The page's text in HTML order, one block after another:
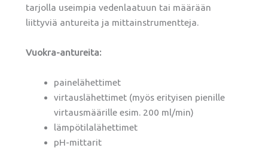
tarjolla useimpia vedenlaatuun tai määrään
liittyviä antureita ja mittainstrumentteja.
Vuokra-antureita:
painelähettimet
virtauslähettimet (myös erityisen pienille
virtausmäärille esim. 200 ml/min)
lämpötilalähettimet
pH-mittarit